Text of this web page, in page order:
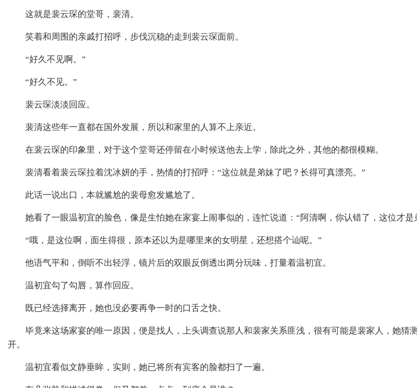
这就是裴云琛的堂哥，裴清。
笑着和周围的亲戚打招呼，步伐沉稳的走到裴云琛面前。
“好久不见啊。”
“好久不见。”
裴云琛淡淡回应。
裴清这些年一直都在国外发展，所以和家里的人算不上亲近。
在裴云琛的印象里，对于这个堂哥还停留在小时候送他去上学，除此之外，其他的都很模糊。
裴清看着裴云琛拉着沈冰妍的手，热情的打招呼：“这位就是弟妹了吧？长得可真漂亮。”
此话一说出口，本就尴尬的裴母愈发尴尬了。
她看了一眼温初宜的脸色，像是生怕她在家宴上闹事似的，连忙说道：“阿清啊，你认错了，这位才是
“哦，是这位啊，面生得很，原本还以为是哪里来的女明星，还想搭个讪呢。”
他语气平和，倒听不出轻浮，镜片后的双眼反倒透出两分玩味，打量着温初宜。
温初宜勾了勾唇，算作回应。
既已经选择离开，她也没必要再争一时的口舌之快。
毕竟来这场家宴的唯一原因，便是找人，上头调查说那人和裴家关系匪浅，很有可能是裴家人，她
开。
温初宜看似文静垂眸，实则，她已将所有宾客的脸都扫了一遍。